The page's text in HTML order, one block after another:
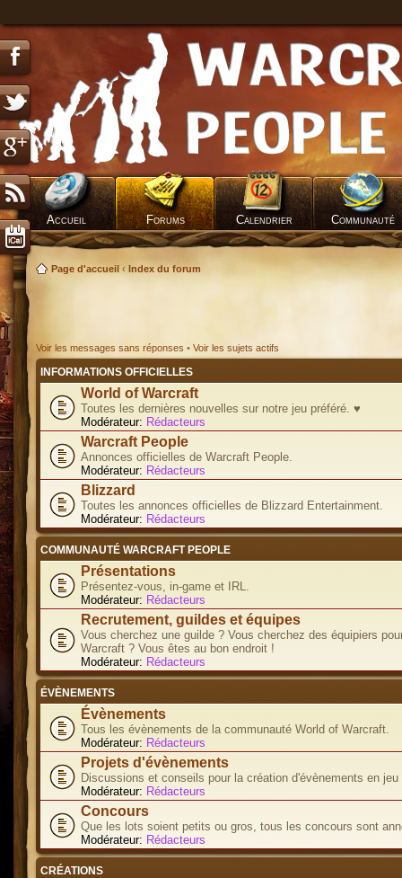
Accueil Forums Calendrier Communauté
Page d'accueil ‹ Index du forum
Voir les messages sans réponses • Voir les sujets actifs
INFORMATIONS OFFICIELLES
World of Warcraft
Toutes les dernières nouvelles sur notre jeu préféré. ♥
Modérateur: Rédacteurs
Warcraft People
Annonces officielles de Warcraft People.
Modérateur: Rédacteurs
Blizzard
Toutes les annonces officielles de Blizzard Entertainment.
Modérateur: Rédacteurs
COMMUNAUTÉ WARCRAFT PEOPLE
Présentations
Présentez-vous, in-game et IRL.
Modérateur: Rédacteurs
Recrutement, guildes et équipes
Vous cherchez une guilde ? Vous cherchez des équipiers
Warcraft ? Vous êtes au bon endroit !
Modérateur: Rédacteurs
ÉVÈNEMENTS
Évènements
Tous les évènements de la communauté World of Warcraft.
Modérateur: Rédacteurs
Projets d'évènements
Discussions et conseils pour la création d'évènements en jeu
Modérateur: Rédacteurs
Concours
Que les lots soient petits ou gros, tous les concours sont
Modérateur: Rédacteurs
CRÉATIONS